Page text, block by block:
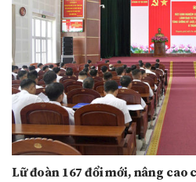
Lữ đoàn 167 đổi mới, nâng cao